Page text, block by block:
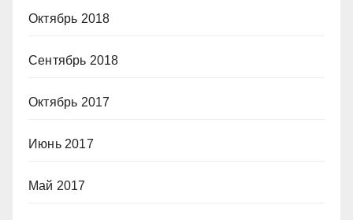
Октябрь 2018
Сентябрь 2018
Октябрь 2017
Июнь 2017
Май 2017